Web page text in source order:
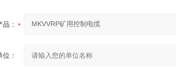
品：
：